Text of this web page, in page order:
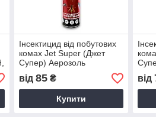
Інсектицид від побутових
комах Jet Super (Джет
Супер) Аерозоль
Червоний, 400 мл
від 85₴
Купити
від